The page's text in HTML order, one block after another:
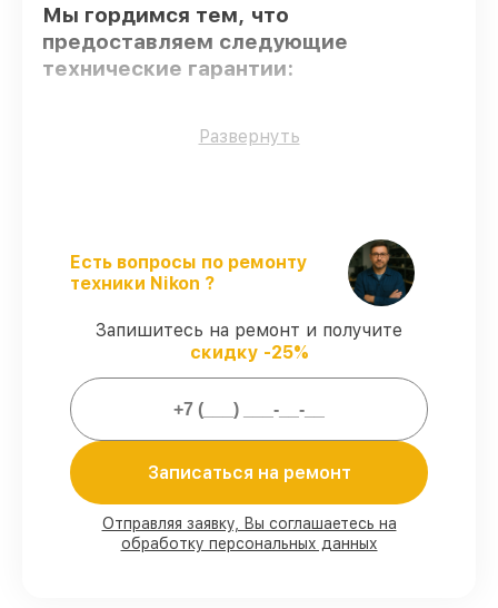
Мы гордимся тем, что
предоставляем следующие
технические гарантии:
Только фирменные комплектующие
гарантируем завершение работ без
задержек.
Подтвержденная гарантия
–
гарантийное сопровождение после
Мы гарантируем:
работ в присутствии заказчика
90%комплектующих для фотоаппаратов
на складе или быстро поставляются
Качественные реплики и
Развернуть
Есть вопросы по ремонту
техники Nikon ?
Запишитесь на ремонт и получите
скидку -25%
Записаться на ремонт
Отправляя заявку, Вы соглашаетесь на
обработку персональных данных